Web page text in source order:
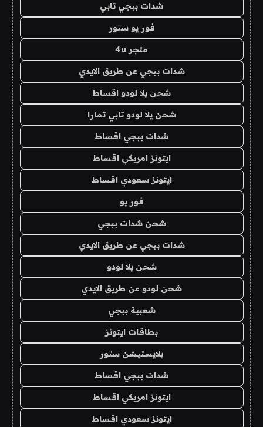
شدات ببجي تابي
فور يو ستور
متجر 4u
شدات ببجي عن طريق الايدي
شحن يلا لودو اقساط
شحن يلا لودو تابي تمارا
شدات ببجي اقساط
ايتونز امريكي اقساط
ايتونز سعودي اقساط
فور يو
شحن شدات ببجي
شدات ببجي عن طريق الايدي
شحن يلا لودو
شحن لودو عن طريق الايدي
شعبية ببجي
بطاقات ايتونز
بلايستيشن ستور
شدات ببجي اقساط
ايتونز امريكي اقساط
ايتونز سعودي اقساط